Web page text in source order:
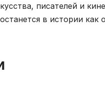
писателей и
в истории как